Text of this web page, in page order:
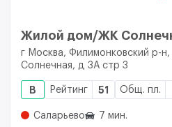
Жилой дом/ЖК
г Москва, Филимонковский р-н,
Солнечная, д 3А стр 3
B Рейтинг 51 Общ. пл.
Саларьево 7 мин.